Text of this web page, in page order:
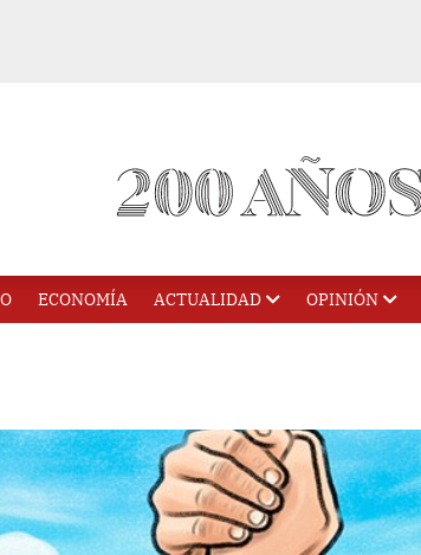
ECONOMÍA ACTUALIDAD OPINIÓN